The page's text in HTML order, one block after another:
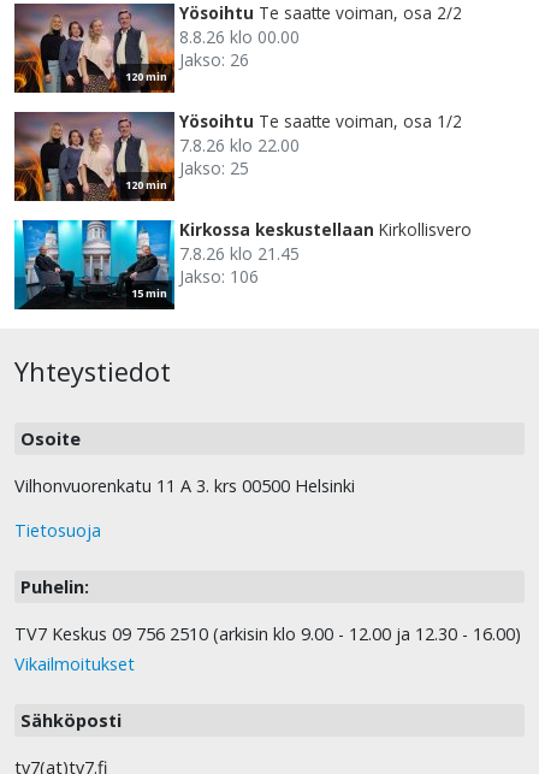
120 min
Yösoihtu Te saatte voiman, osa 2/2
8.8.26 klo 00.00
Jakso: 26
120 min
Yösoihtu Te saatte voiman, osa 1/2
7.8.26 klo 22.00
Jakso: 25
15 min
Kirkossa keskustellaan Kirkollisvero
7.8.26 klo 21.45
Jakso: 106
Yhteystiedot
Osoite
Vilhonvuorenkatu 11 A 3. krs 00500 Helsinki
Tietosuoja
Puhelin:
TV7 Keskus 09 756 2510 (arkisin klo 9.00 - 12.00 ja 12.30 - 16.00)
Vikailmoitukset
Sähköposti
tv7(at)tv7.fi